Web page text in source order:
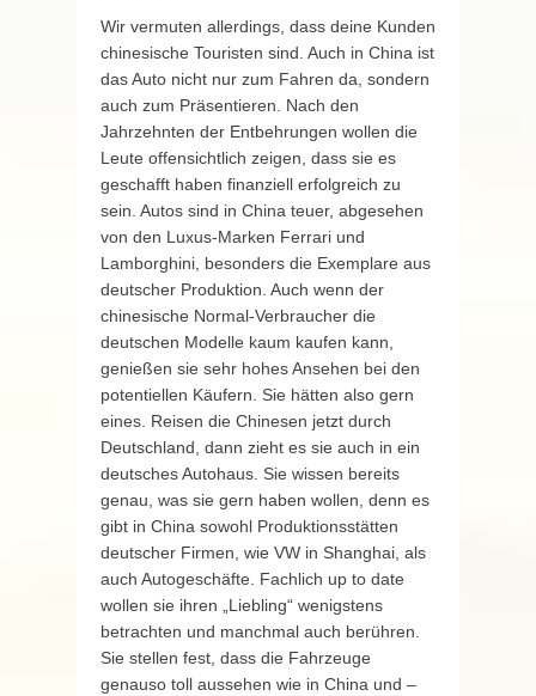
Wir vermuten allerdings, dass deine Kunden
chinesische Touristen sind. Auch in China ist
das Auto nicht nur zum Fahren da, sondern
auch zum Präsentieren. Nach den
Jahrzehnten der Entbehrungen wollen die
Leute offensichtlich zeigen, dass sie es
geschafft haben finanziell erfolgreich zu
sein. Autos sind in China teuer, abgesehen
von den Luxus-Marken Ferrari und
Lamborghini, besonders die Exemplare aus
deutscher Produktion. Auch wenn der
chinesische Normal-Verbraucher die
deutschen Modelle kaum kaufen kann,
genießen sie sehr hohes Ansehen bei den
potentiellen Käufern. Sie hätten also gern
eines. Reisen die Chinesen jetzt durch
Deutschland, dann zieht es sie auch in ein
deutsches Autohaus. Sie wissen bereits
genau, was sie gern haben wollen, denn es
gibt in China sowohl Produktionsstätten
deutscher Firmen, wie VW in Shanghai, als
auch Autogeschäfte. Fachlich up to date
wollen sie ihren „Liebling“ wenigstens
betrachten und manchmal auch berühren.
Sie stellen fest, dass die Fahrzeuge
genauso toll aussehen wie in China und –